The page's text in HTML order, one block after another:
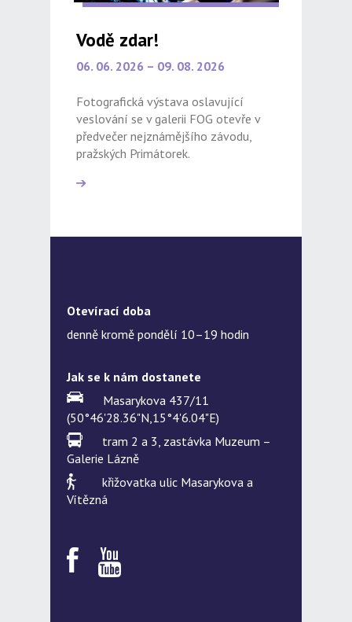
Vodě zdar!
06. 06. 2026 – 09. 08. 2026
Fotografická výstava oslavující
veslování se v galerii FOG otevře v
předvečer nejznámějšího závodu,
pražských Primátorek.
Otevírací doba
denně kromě pondělí 10–19 hodin
Jak se k nám dostanete
Masarykova 437/11
(50°46'28.36"N,15°4'6.04"E)
tram 2 a 3, zastávka Muzeum –
Galerie Lázně
křižovatka ulic Masarykova a
Vítězná